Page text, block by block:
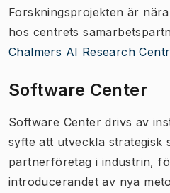
Forskningsprojekten är
hos centrets
Chalmers AI Research
Software Center
Software Center drivs av
syfte att utveckla strategisk
partnerföretag i industrin,
introducerandet av nya